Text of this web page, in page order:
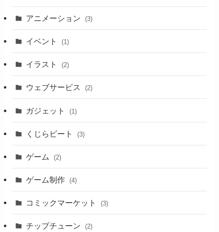
アニメーション (3)
イベント (1)
イラスト (2)
ウェブサービス (2)
ガジェット (1)
くじらビート (3)
ゲーム (2)
ゲーム制作 (4)
コミックマーケット (3)
チップチューン (2)